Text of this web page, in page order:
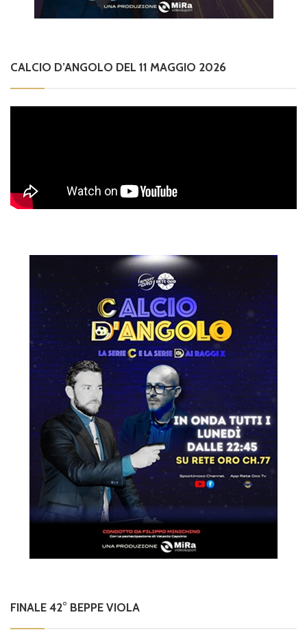
CALCIO D’ANGOLO DEL 11 MAGGIO 2026
FINALE 42° BEPPE VIOLA